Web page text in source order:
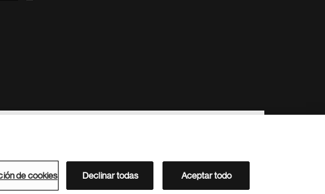
Directorio de Novartis
de cookies Declinar todas Aceptar todo